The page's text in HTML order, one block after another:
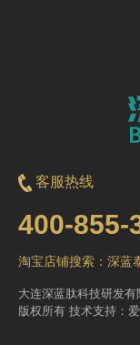
客服热线
400-855-
淘宝店铺搜索：深蓝
大连深蓝肽科技研发
版权所有 技术支持：